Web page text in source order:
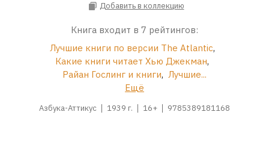
Добавить в коллекцию
Книга входит в 7 рейтингов:
Лучшие книги по версии The Atlantic,
Какие книги читает Хью Джекман,
Райан Гослинг и книги, Лучшие...
Ещё
Азбука-Аттикус 1939 г. 16+ 9785389181168